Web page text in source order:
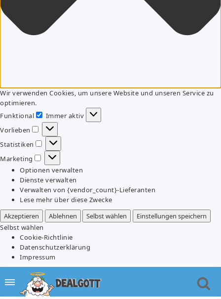
Wir verwenden Cookies, um unsere Website und unseren Service zu
optimieren.
Funktional
Funktional
Immer aktiv
Vorlieben
Vorlieben
Statistiken
Statistiken
Marketing
Marketing
Optionen verwalten
Dienste verwalten
Verwalten von {vendor_count}-Lieferanten
Lese mehr über diese Zwecke
Akzeptieren
Ablehnen Selbst wählen
Einstellungen speichern
Selbst wählen
Cookie-Richtlinie
Datenschutzerklärung
Impressum